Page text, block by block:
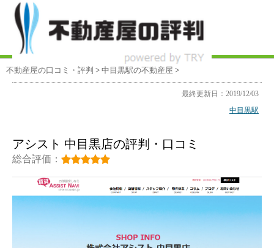
不動産屋の口コミ・評判 > 中目黒駅の不動産屋 >
最終更新日：2019/12/03
中目黒駅
アシスト 中目黒店の評判・口コミ
総合評価：